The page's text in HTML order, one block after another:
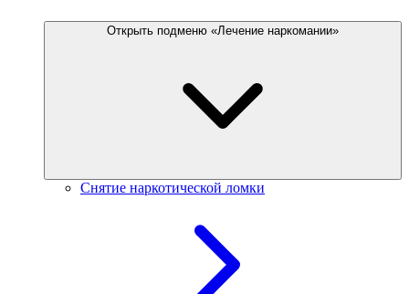
Открыть подменю «Лечение наркомании»
Снятие наркотической ломки